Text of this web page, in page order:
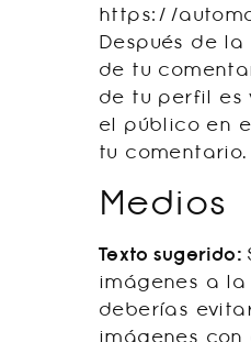
https://
Después de
de tu
de tu perfil es
el público en
tu comentario.
Medios
Texto sugerido:
imágenes a la
deberías
imágenes